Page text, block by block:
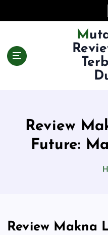
Mutantfilm
Review
Future:
Review Makna